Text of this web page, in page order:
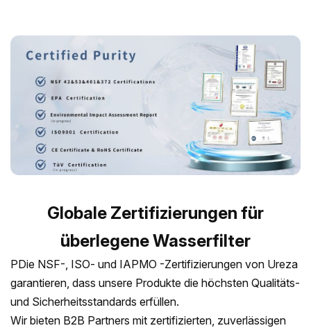
Globale Zertifizierungen für
überlegene Wasserfilter
PDie NSF-, ISO- und IAPMO -Zertifizierungen von Ureza
garantieren, dass unsere Produkte die höchsten Qualitäts-
und Sicherheitsstandards erfüllen.
Wir bieten B2B Partners mit zertifizierten, zuverlässigen